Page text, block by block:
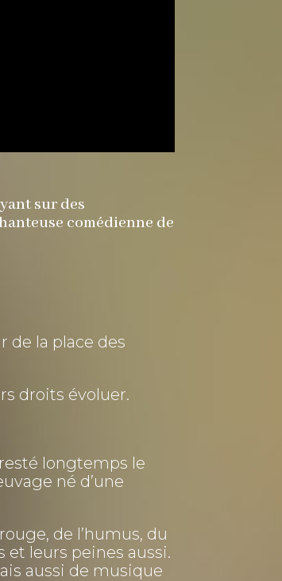
sur des
comédienne de
de la place des
droits évoluer.
longtemps le
né d’une
de l’humus, du
et leurs peines aussi.
aussi de musique